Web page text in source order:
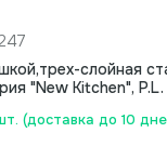
(доставка до 10
слойная
"New Kitchen", P.L.